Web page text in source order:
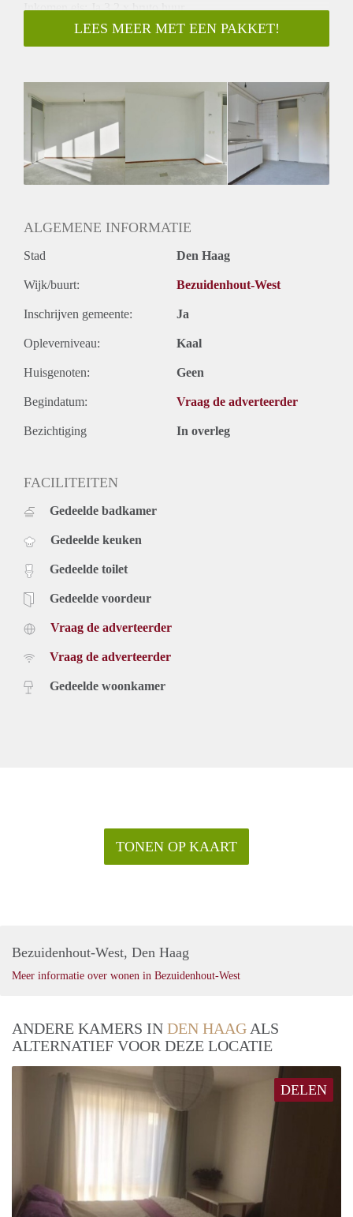
Inkomen eis: Ja 3,2 x bruto huur
Garantiestelling mogelijk: Ja
Borg: 1 maand
Gedeelde keuken: Nee
Gedeelde Douche: Nee
Gedeelde woonkamer: Nee
Huisgenoten: Nee
Geslacht huisgenoten: N.v.t.
LEES MEER MET EEN PAKKET!
ALGEMENE INFORMATIE
Stad Den Haag
Wijk/buurt: Bezuidenhout-West
Inschrijven gemeente: Ja
Opleverniveau: Kaal
Huisgenoten: Geen
Begindatum: Vraag de adverteerder
Bezichtiging In overleg
FACILITEITEN
Gedeelde badkamer
Gedeelde keuken
Gedeelde toilet
Gedeelde voordeur
Vraag de adverteerder
Vraag de adverteerder
Gedeelde woonkamer
TONEN OP KAART
Bezuidenhout-West, Den Haag
Meer informatie over wonen in Bezuidenhout-West
ANDERE KAMERS IN DEN HAAG ALS
ALTERNATIEF VOOR DEZE LOCATIE
DELEN